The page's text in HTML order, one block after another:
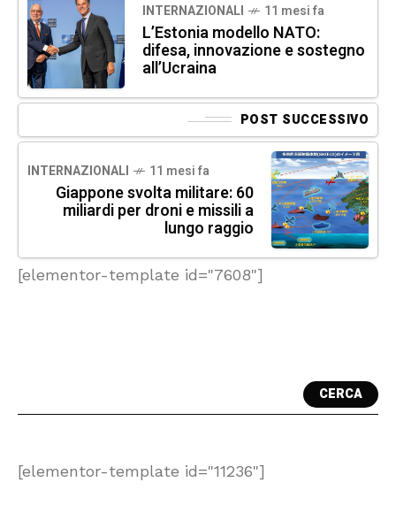
INTERNAZIONALI 11 mesi fa
L’Estonia modello NATO:
difesa, innovazione e sostegno
all’Ucraina
POST SUCCESSIVO
INTERNAZIONALI 11 mesi fa
Giappone svolta militare: 60
miliardi per droni e missili a
lungo raggio
[elementor-template id="7608"]
CERCA
[elementor-template id="11236"]